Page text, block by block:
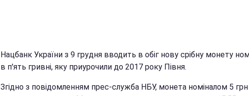
Нацбанк України з 9 грудня вводить в обіг нову срібну монету
в п'ять гривні, яку приурочили до 2017 року Півня.
Згідно з повідомленням прес-служба НБУ, монета номіналом 5